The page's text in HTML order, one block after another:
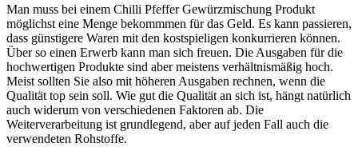
Man muss bei einem Chilli Pfeffer Gewürzmischung Produkt
möglichst eine Menge bekommmen für das Geld. Es kann passieren,
dass günstigere Waren mit den kostspieligen konkurrieren können.
Über so einen Erwerb kann man sich freuen. Die Ausgaben für die
hochwertigen Produkte sind aber meistens verhältnismäßig hoch.
Meist sollten Sie also mit höheren Ausgaben rechnen, wenn die
Qualität top sein soll. Wie gut die Qualität an sich ist, hängt natürlich
auch widerum von verschiedenen Faktoren ab. Die
Weiterverarbeitung ist grundlegend, aber auf jeden Fall auch die
verwendeten Rohstoffe.